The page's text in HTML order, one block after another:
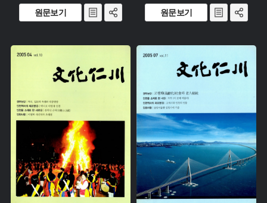
원문보기 원문보기
소장 :
생산 :
소장 :